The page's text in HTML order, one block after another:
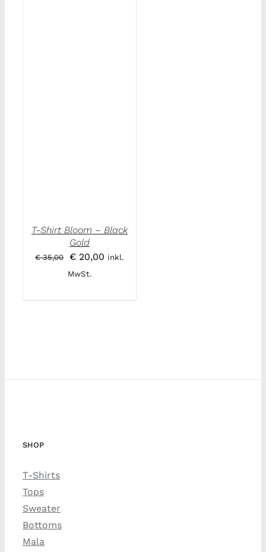
T-Shirt Bloom – Black
Gold
€35,00
Ursprünglicher
Preis
€ 20,00 Aktueller
inkl.
MwSt.
SHOP
T-Shirts
Tops
Sweater
Bottoms
Mala